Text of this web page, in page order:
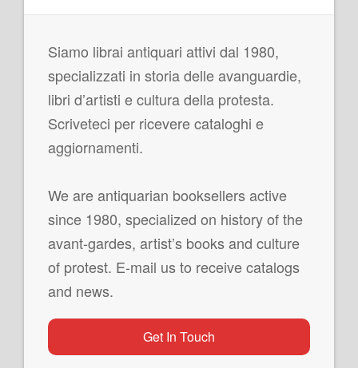
Siamo librai antiquari attivi dal 1980,
specializzati in storia delle avanguardie,
libri d’artisti e cultura della protesta.
Scriveteci per ricevere cataloghi e
aggiornamenti.
We are antiquarian booksellers active
since 1980, specialized on history of the
avant-gardes, artist’s books and culture
of protest. E-mail us to receive catalogs
and news.
Get In Touch